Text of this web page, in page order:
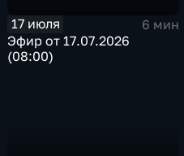
17 июля
6 мин
Эфир от 17.07.2026
(08:00)